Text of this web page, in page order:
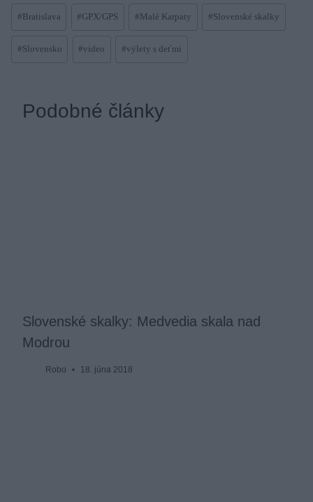
# Bratislava #GPX/GPS # Malé Karpaty #Slovenské skalky
#Slovensko #video #výlety s deťmi
Podobné články
Slovenské skalky: Medvedia skala nad
Modrou
Robo 18. júna 2018